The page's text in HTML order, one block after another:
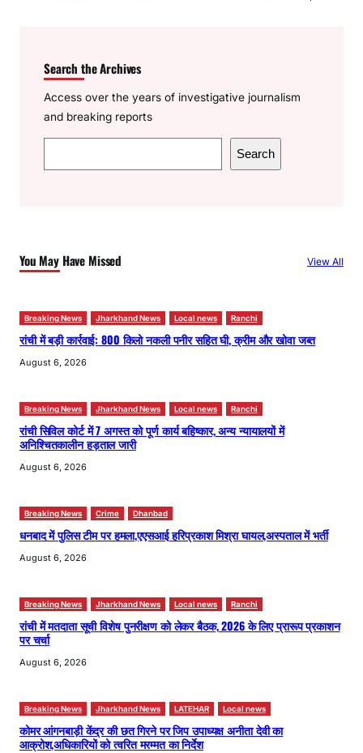
Search the Archives
Access over the years of investigative journalism
and breaking reports
e
h
Search
You May Have Missed View All
Breaking News Jharkhand News Local news Ranchi
रांची में बड़ी कार्रवाई: 800 किलो नकली पनीर सहित घी, क्रीम और खोवा जब्त
August 6, 2026
Breaking News Jharkhand News Local news Ranchi
रांची सिविल कोर्ट में 7 अगस्त को पूर्ण कार्य बहिष्कार, अन्य न्यायालयों में
अनिश्चितकालीन हड़ताल जारी
August 6, 2026
Breaking News Crime Dhanbad
धनबाद में पुलिस टीम पर हमला,एएसआई हरिप्रकाश मिश्रा घायल,अस्पताल में भर्ती
August 6, 2026
Breaking News Jharkhand News Local news Ranchi
रांची में मतदाता सूची विशेष पुनरीक्षण को लेकर बैठक, 2026 के लिए प्रारूप प्रकाशन
पर चर्चा
August 6, 2026
Breaking News Jharkhand News LATEHAR Local news
कोमर आंगनबाड़ी केंद्र की छत गिरने पर जिप उपाध्यक्ष अनीता देवी का
आक्रोश,अधिकारियों को त्वरित मरम्मत का निर्देश